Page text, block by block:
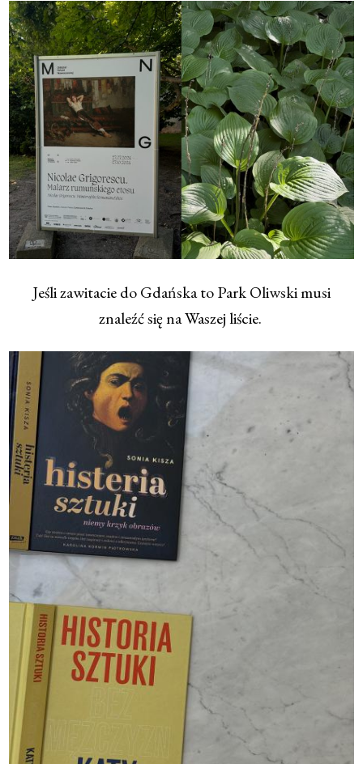
Jeśli zawitacie do Gdańska to Park Oliwski musi
znaleźć się na Waszej liście.